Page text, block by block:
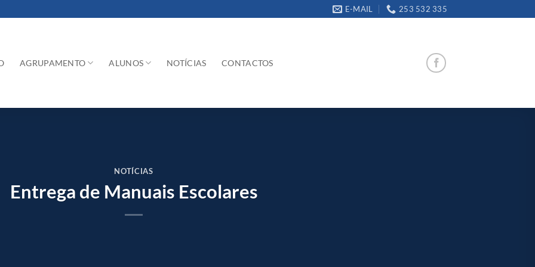
E-MAIL 253 532 335
AGRUPAMENTO ALUNOS NOTÍCIAS CONTACTOS
NOTÍCIAS
Entrega de Manuais Escolares